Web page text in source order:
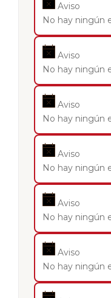
Aviso
No hay ningún
Aviso
No hay ningún
Aviso
No hay ningún
Aviso
No hay ningún
Aviso
No hay ningún
Aviso
No hay ningún